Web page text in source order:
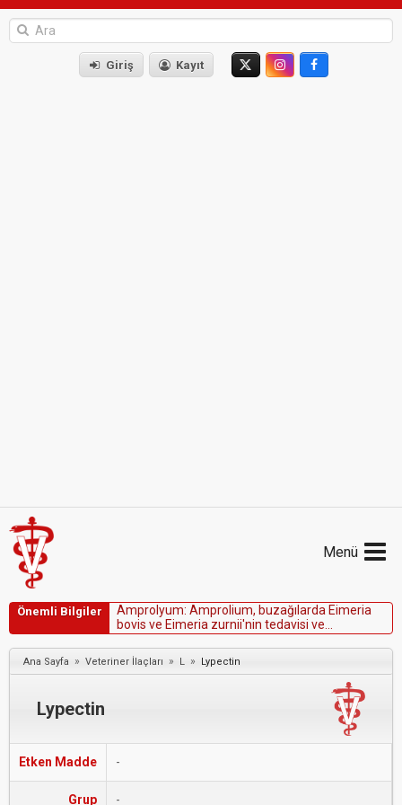
Giriş Kayıt
Menü
Önemli Bilgiler Ampro yum: Ampro ium, buzağı arda Eimeria
bovis ve Eimeria zurnii'nin tedavisi ve
önlenmesivekümeshayvanlarında
koksidiyozisintedavisiiçinFDAonaylıdır.
Ana Sayfa » Veteriner İlaçları » L » Lypectin
Lypectin
Etken Madde -
Grup -